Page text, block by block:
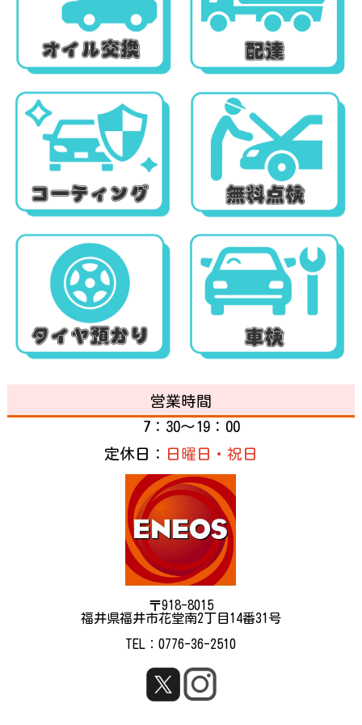
営業時間
7：30～19：00
定休日：
日曜日・祝日
〒918-8015
福井県福井市花堂南2丁目14番31号
TEL：0776-36-2510